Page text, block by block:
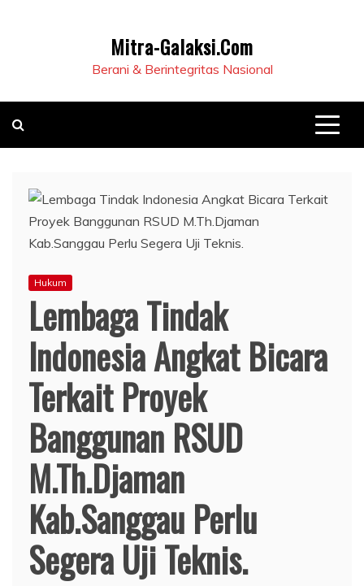
Mitra-Galaksi.Com
Berani & Berintegritas Nasional
Hukum
Lembaga Tindak
Indonesia Angkat Bicara
Terkait Proyek
Banggunan RSUD
M.Th.Djaman
Kab.Sanggau Perlu
Segera Uji Teknis.